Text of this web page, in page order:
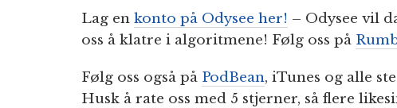
Lag en konto på Odysee her! – Odysee vil
oss å klatre i algoritmene! Følg oss på
Følg oss også på PodBean, iTunes og alle
Husk å rate oss med 5 stjerner, så flere